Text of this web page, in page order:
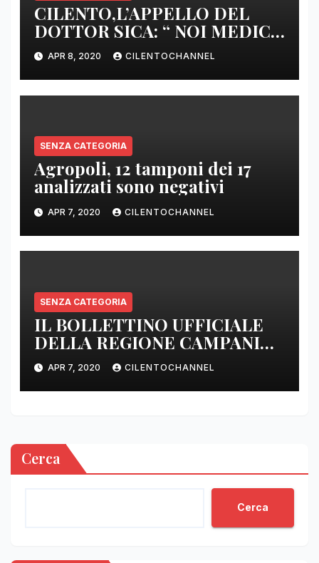
CILENTO,L’APPELLO DEL
DOTTOR SICA: “ NOI MEDICI
DI BASE SIAMO SENZA ARMI
E SENZA PRESIDI”
APR 8, 2020 CILENTOCHANNEL
SENZA CATEGORIA
Agropoli, 12 tamponi dei 17
analizzati sono negativi
APR 7, 2020 CILENTOCHANNEL
SENZA CATEGORIA
IL BOLLETTINO UFFICIALE
DELLA REGIONE CAMPANIA
DELLE ORE 22.00
APR 7, 2020 CILENTOCHANNEL
Cerca
Cerca